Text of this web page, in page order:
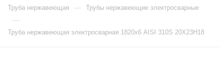
Труба нержавеющая — Трубы нержавеющие электросварные
—
Труба нержавеющая электросварная 1820х6 AISI 310S 20Х23Н18